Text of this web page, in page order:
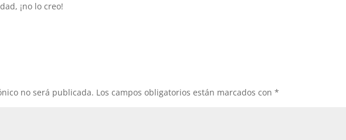
¡no lo creo!
no será publicada. Los campos obligatorios están marcados con*